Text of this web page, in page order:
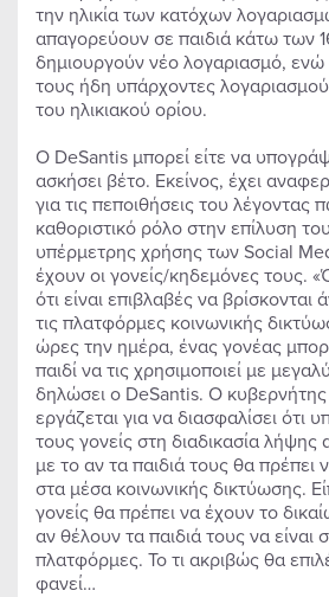
την ηλικία των κατόχων
απαγορεύουν σε παιδιά κάτω των
δημιουργούν νέο λογαριασμό, ενώ
τους ήδη υπάρχοντες
του ηλικιακού ορίου.
Ο DeSantis μπορεί είτε να
ασκήσει βέτο. Εκείνος, έχει
για τις πεποιθήσεις του λέγοντας
καθοριστικό ρόλο στην επίλυση
υπέρμετρης χρήσης των Social
έχουν οι γονείς/κηδεμόνες τους.
ότι είναι επιβλαβές να
τις πλατφόρμες κοινωνικής
ώρες την ημέρα, ένας γονέας
παιδί να τις χρησιμοποιεί με
δηλώσει ο DeSantis. Ο
εργάζεται για να διασφαλίσει ότι
τους γονείς στη διαδικασία
με το αν τα παιδιά τους θα
στα μέσα κοινωνικής δικτύωσης.
γονείς θα πρέπει να έχουν το
αν θέλουν τα παιδιά τους να είναι
πλατφόρμες. Το τι ακριβώς θα
φανεί…